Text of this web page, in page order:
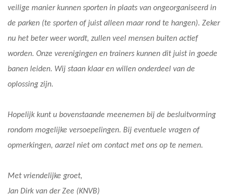
veilige manier kunnen sporten in plaats van ongeorganiseerd in
de parken (te sporten of juist alleen maar rond te hangen). Zeker
nu het beter weer wordt, zullen veel mensen buiten actief
worden. Onze verenigingen en trainers kunnen dit juist in goede
banen leiden. Wij staan klaar en willen onderdeel van de
oplossing zijn.
Hopelijk kunt u bovenstaande meenemen bij de besluitvorming
rondom mogelijke versoepelingen. Bij eventuele vragen of
opmerkingen, aarzel niet om contact met ons op te nemen.
Met vriendelijke groet,
Jan Dirk van der Zee (KNVB)